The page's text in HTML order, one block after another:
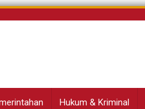
Hukum & Kriminal